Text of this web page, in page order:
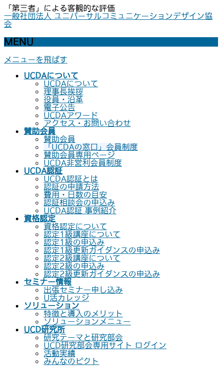
「第三者」による客観的な評価
一般社団法人 ユニバーサルコミュニケーションデザイン協
会
MENU
メニューを飛ばす
UCDAについて
UCDAについて
理事長挨拶
役員・沿革
電子公告
UCDAアワード
アクセス・お問い合わせ
賛助会員
賛助会員
「UCDAの窓口」会員制度
賛助会員専用ページ
UCDA非営利会員制度
UCDA認証
UCDA認証とは
認証の申請方法
費用・日数の目安
認証相談会の申込み
UCDA認証 事例紹介
資格認定
資格認定について
認定1級講座について
認定1級の申込み
認定1級更新ガイダンスの申込み
認定2級講座について
認定2級の申込み
認定2級更新ガイダンスの申込み
セミナー情報
出張セミナー申し込み
U活カレッジ
ソリューション
特徴と導入のメリット
ソリューションメニュー
UCD研究所
研究テーマと研究部会
UCD研究部会専用サイト ログイン
活動実績
みんなのピクト